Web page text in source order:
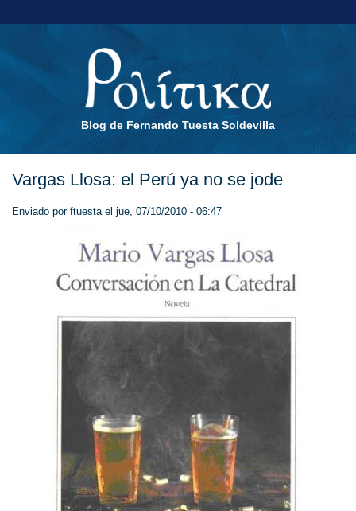
Blog de Fernando Tuesta Soldevilla
Vargas Llosa: el Perú ya no se jode
Enviado por ftuestael jue, 07/10/2010 - 06:47